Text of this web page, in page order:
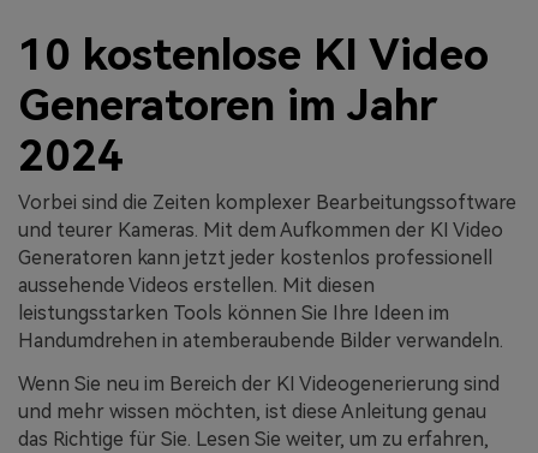
10 kostenlose KI Video
Generatoren im Jahr
2024
Vorbei sind die Zeiten komplexer Bearbeitungssoftware
und teurer Kameras. Mit dem Aufkommen der KI Video
Generatoren kann jetzt jeder kostenlos professionell
aussehende Videos erstellen. Mit diesen
leistungsstarken Tools können Sie Ihre Ideen im
Handumdrehen in atemberaubende Bilder verwandeln.
Wenn Sie neu im Bereich der KI Videogenerierung sind
und mehr wissen möchten, ist diese Anleitung genau
das Richtige für Sie. Lesen Sie weiter, um zu erfahren,